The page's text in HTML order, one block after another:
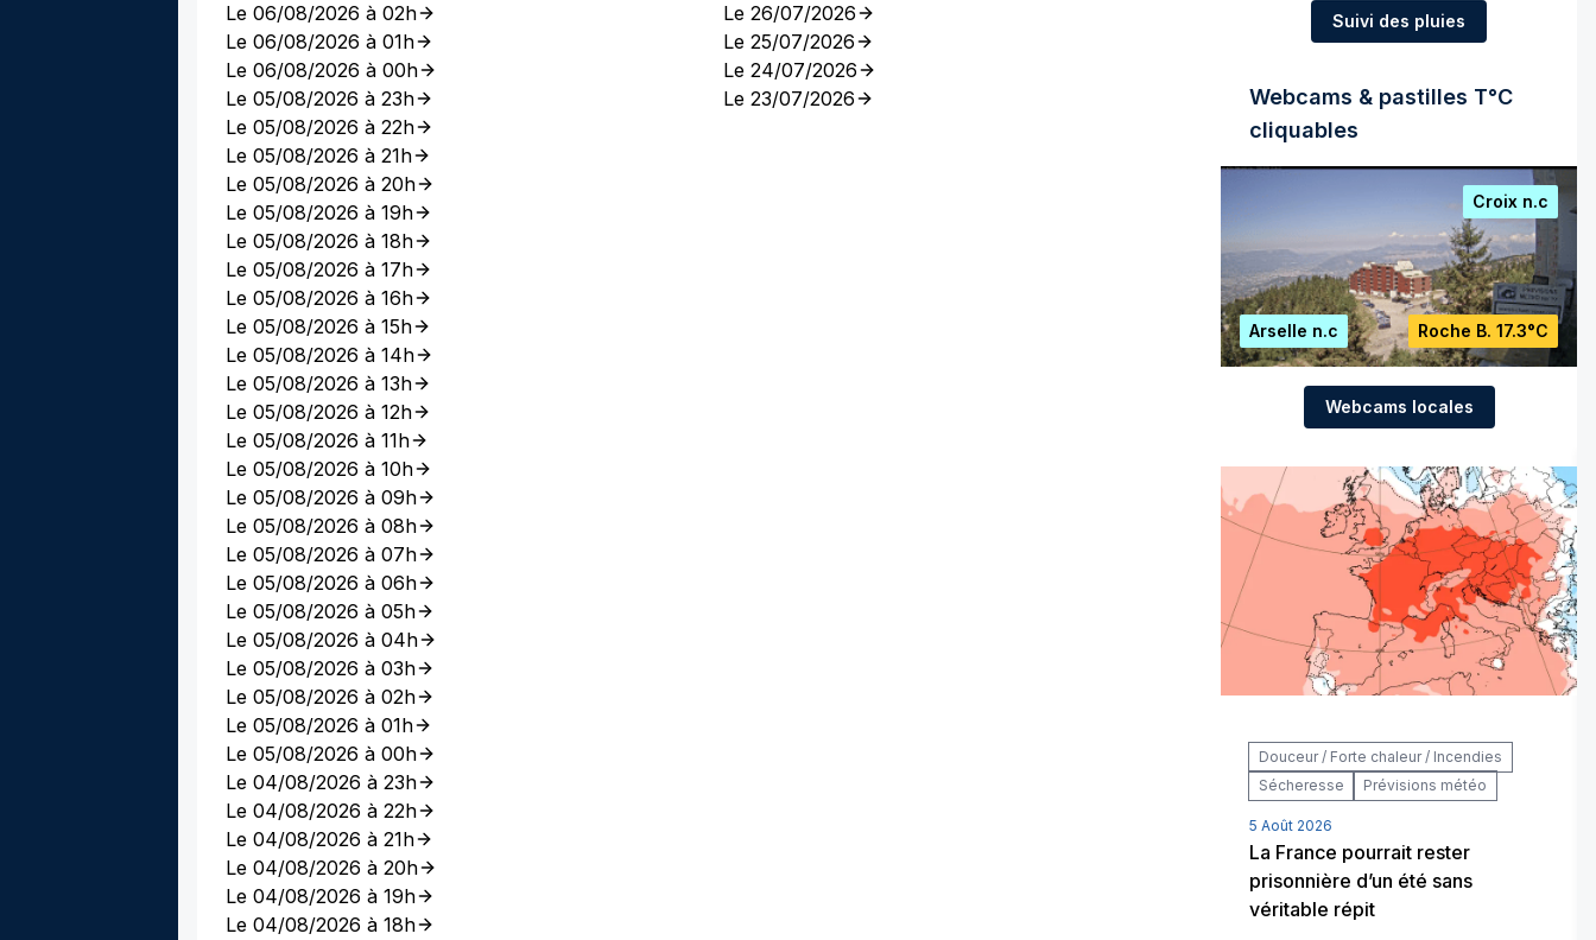
Le 06/08/2026 à 02h
Le 06/08/2026 à 01h
Le 06/08/2026 à 00h
Le 05/08/2026 à 23h
Le 05/08/2026 à 22h
Le 05/08/2026 à 21h
Le 05/08/2026 à 20h
Le 05/08/2026 à 19h
Le 05/08/2026 à 18h
Le 05/08/2026 à 17h
Le 05/08/2026 à 16h
Le 05/08/2026 à 15h
Le 05/08/2026 à 14h
Le 05/08/2026 à 13h
Le 05/08/2026 à 12h
Le 05/08/2026 à 11h
Le 05/08/2026 à 10h
Le 05/08/2026 à 09h
Le 05/08/2026 à 08h
Le 05/08/2026 à 07h
Le 05/08/2026 à 06h
Le 05/08/2026 à 05h
Le 05/08/2026 à 04h
Le 05/08/2026 à 03h
Le 05/08/2026 à 02h
Le 05/08/2026 à 01h
Le 05/08/2026 à 00h
Le 04/08/2026 à 23h
Le 04/08/2026 à 22h
Le 04/08/2026 à 21h
Le 04/08/2026 à 20h
Le 04/08/2026 à 19h
Le 04/08/2026 à 18h
Le 26/07/2026
Le 25/07/2026
Le 24/07/2026
Le 23/07/2026
Suivi des pluies
Webcams & pastilles T°C
cliquables
Croix n.c
Arselle n.c Roche B. 17.3°C
Webcams locales
Douceur / Forte chaleur / Incendies
Sécheresse
Prévisions météo
5 Août 2026
La France pourrait rester
prisonnière d’un été sans
véritable répit